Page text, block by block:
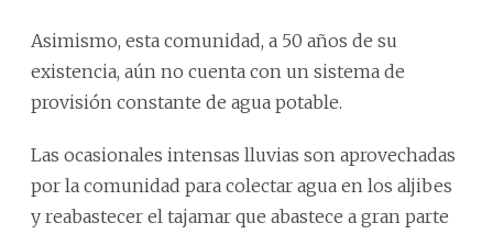
Asimismo, esta comunidad, a 50 años de su
existencia, aún no cuenta con un sistema de
provisión constante de agua potable.
Las ocasionales intensas lluvias son aprovechadas
por la comunidad para colectar agua en los aljibes
y reabastecer el tajamar que abastece a gran parte